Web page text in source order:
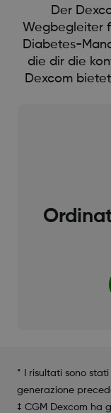
Der
Wegbegleiter
Diabetes-
die dir die
Dexcom
* I risultati sono
generazione
‡ CGM Dexcom ha